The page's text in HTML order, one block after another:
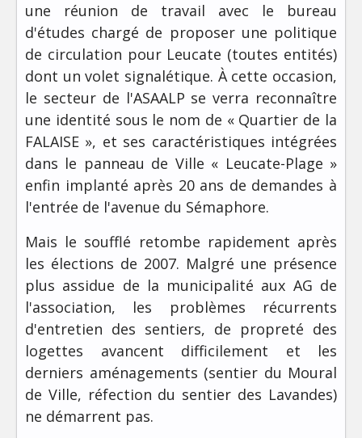
une réunion de travail avec le bureau
d'études chargé de proposer une politique
de circulation pour Leucate (toutes entités)
dont un volet signalétique. À cette occasion,
le secteur de l'ASAALP se verra reconnaître
une identité sous le nom de « Quartier de la
FALAISE », et ses caractéristiques intégrées
dans le panneau de Ville « Leucate-Plage »
enfin implanté après 20 ans de demandes à
l'entrée de l'avenue du Sémaphore.
Mais le soufflé retombe rapidement après
les élections de 2007. Malgré une présence
plus assidue de la municipalité aux AG de
l'association, les problèmes récurrents
d'entretien des sentiers, de propreté des
logettes avancent difficilement et les
derniers aménagements (sentier du Moural
de Ville, réfection du sentier des Lavandes)
ne démarrent pas.